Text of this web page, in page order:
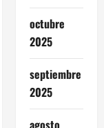
octubre
2025
septiembre
2025
agosto